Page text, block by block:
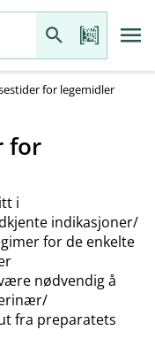
for legemidler
for
i
indikasjoner​/​
for de enkelte
nødvendig å
fra preparatets